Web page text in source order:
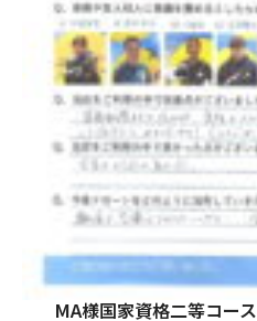
MA様国家資格二等コース
TEL